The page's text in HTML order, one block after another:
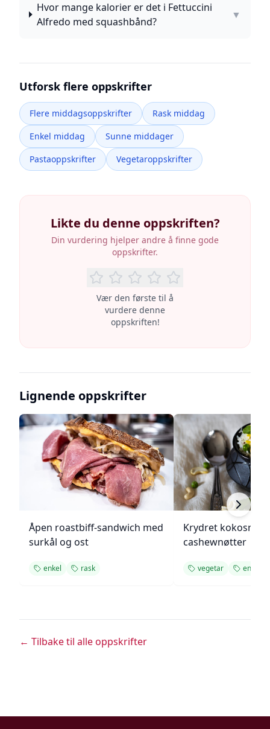
Hvor mange kalorier er det i Fettuccini
Alfredo med squashbånd?
▼
Utforsk flere oppskrifter
Flere middagsoppskrifter
Rask middag
Enkel middag
Sunne middager
Pastaoppskrifter
Vegetaroppskrifter
Likte du denne oppskriften?
Din vurdering hjelper andre å finne gode
oppskrifter.
Vær den første til å
vurdere denne
oppskriften!
Lignende oppskrifter
Åpen roastbiff-sandwich med
surkål og ost
enkel rask
Krydret kokosris
cashewnøtter
vegetar enkel
← Tilbake til alle oppskrifter